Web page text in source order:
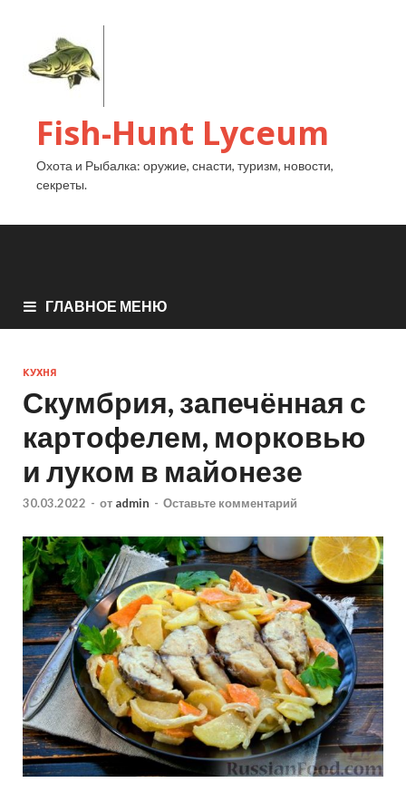
Fish-Hunt Lyceum
Охота и Рыбалка: оружие, снасти, туризм, новости,
секреты.
ГЛАВНОЕ МЕНЮ
КУХНЯ
Скумбрия, запечённая с
картофелем, морковью
и луком в майонезе
30.03.2022 - от admin - Оставьте комментарий